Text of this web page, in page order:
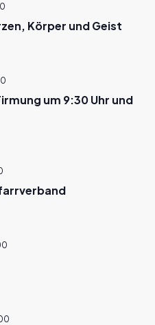
Körper und Geist
um 9:30 Uhr und